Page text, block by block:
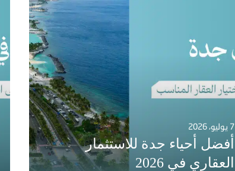
7 يوليو، 2026
أفضل أحياء جدة للاستثمار
العقاري في 2026